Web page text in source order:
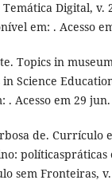
Digital, v.
em: . Acesso
Topics in
Science
. Acesso em 29
de. Currículo
políticaspráticas
sem Fronteiras,